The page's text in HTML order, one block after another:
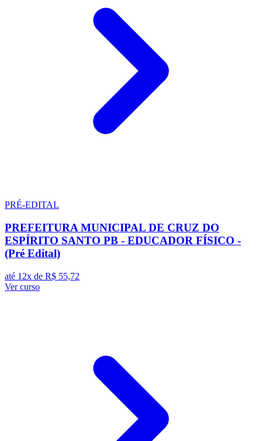
PRÉ-EDITAL
PREFEITURA MUNICIPAL DE CRUZ DO
ESPÍRITO SANTO PB - EDUCADOR FÍSICO -
(Pré Edital)
até 12x de R$ 55,72
Ver curso